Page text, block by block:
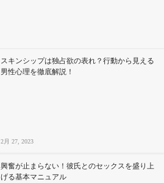
スキンシップは独占欲の表れ？行動から見える
男性心理を徹底解説！
2月 27, 2023
興奮が止まらない！彼氏とのセックスを盛り上
げる基本マニュアル